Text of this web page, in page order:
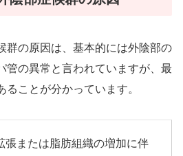
群の原因は、基本的には外陰部の
管の異常と言われていますが、最
ことが分かっています。
張または脂肪組織の増加に伴